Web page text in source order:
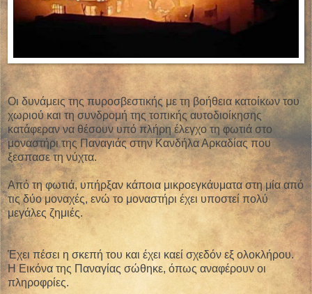
Οι δυνάμεις της πυροσβεστικής με τη βοήθεια κατοίκων του
χωριού και τη συνδρομή της τοπικής αυτοδιοίκησης
κατάφεραν να θέσουν υπό πλήρη έλεγχο τη φωτιά στο
μοναστήρι της Παναγιάς στην Κανδήλα Αρκαδίας που
ξεσπασε τη νύχτα.
Από τη φωτιά, υπήρξαν κάποια μικροεγκάυματα στη μία από
τις δύο μοναχές, ενώ το μοναστήρι έχει υποστεί πολύ
μεγάλες ζημιές.
Έχει πέσει η σκεπή του και έχει καεί σχεδόν εξ ολοκλήρου.
Η Εικόνα της Παναγίας σώθηκε, όπως αναφέρουν οι
πληροφρίες.